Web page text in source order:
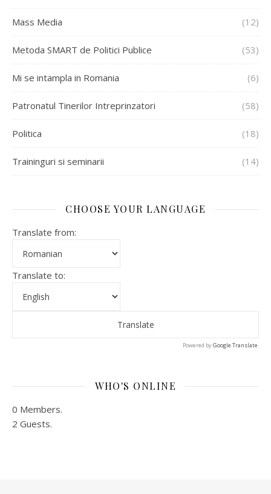
Mass Media (12)
Metoda SMART de Politici Publice (53)
Mi se intampla in Romania (6)
Patronatul Tinerilor Intreprinzatori (58)
Politica (18)
Traininguri si seminarii (14)
CHOOSE YOUR LANGUAGE
Translate from:
Translate to:
Powered byGoogle Translate.
WHO'S ONLINE
0 Members.
2 Guests.